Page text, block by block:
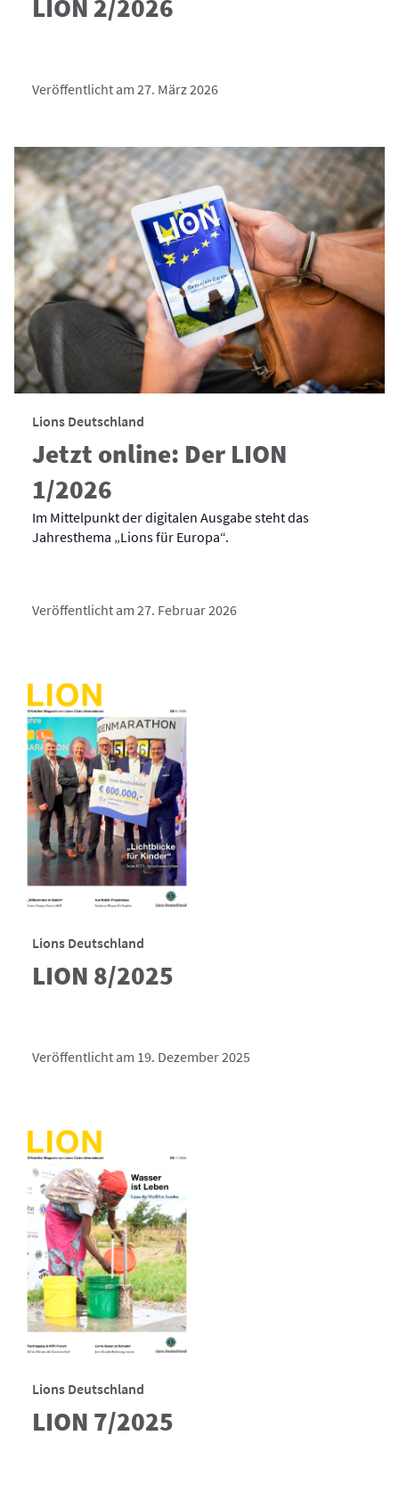
LION 2/2026
Veröffentlicht am 27. März 2026
Lions Deutschland
Jetzt online: Der LION
1/2026
Im Mittelpunkt der digitalen Ausgabe steht das
Jahresthema „Lions für Europa“.
Veröffentlicht am 27. Februar 2026
Lions Deutschland
LION 8/2025
Veröffentlicht am 19. Dezember 2025
Lions Deutschland
LION 7/2025